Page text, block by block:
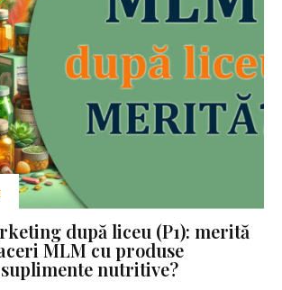
după liceu (P1): merită
MLM cu produse
nutritive?